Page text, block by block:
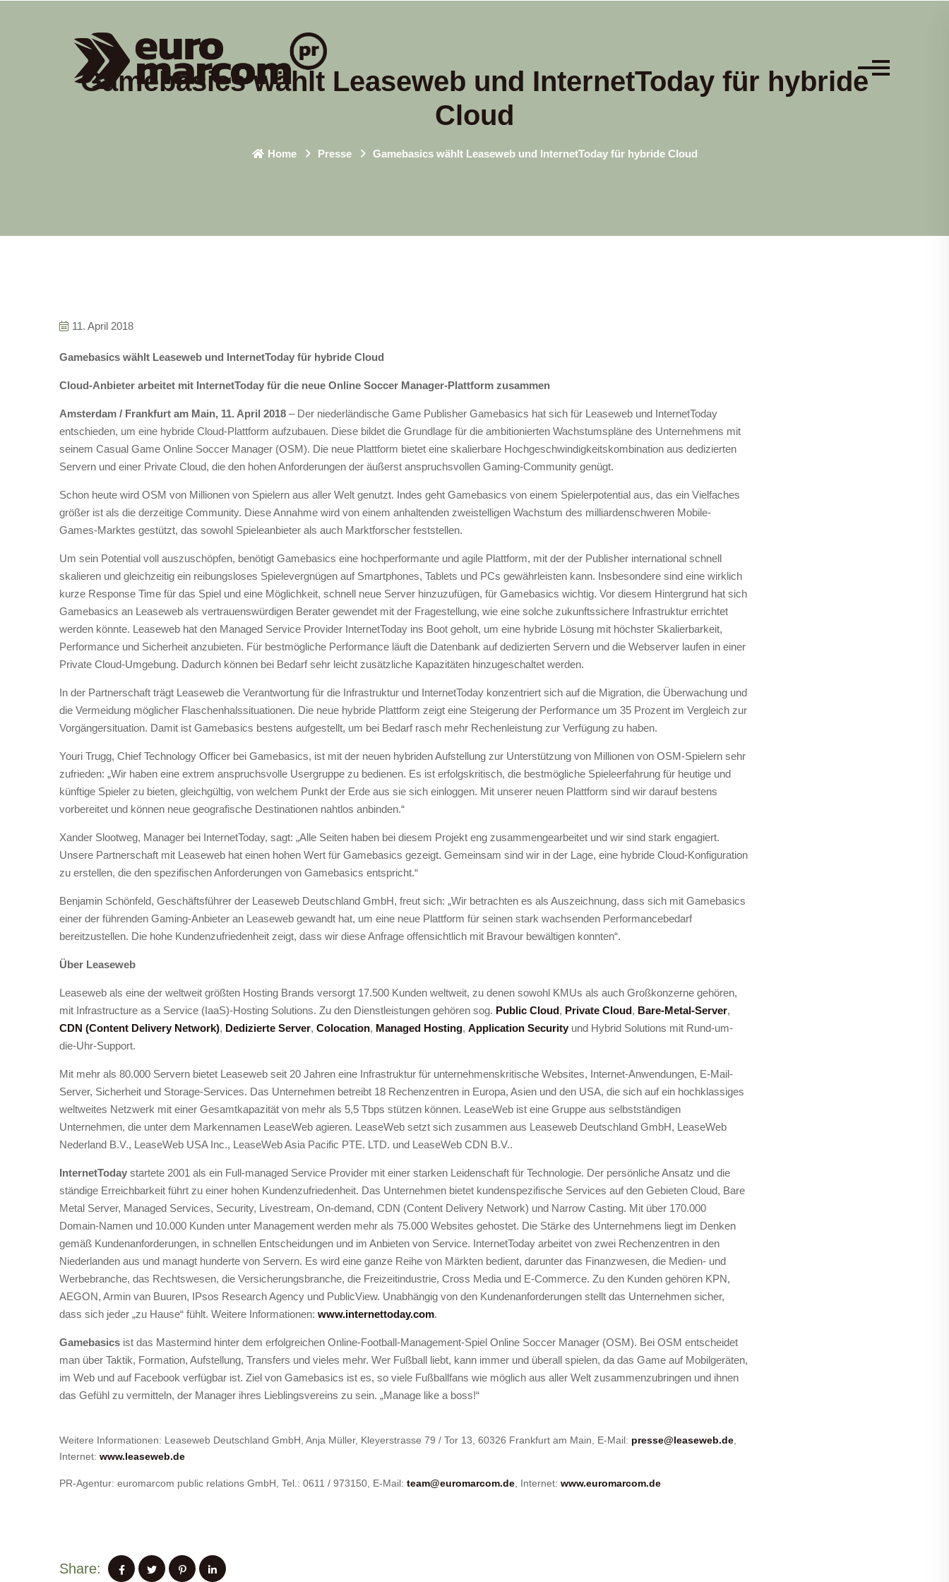
Gamebasics wählt Leaseweb und InternetToday für hybride
Cloud
Home Presse Gamebasics wählt Leaseweb und InternetToday für hybride Cloud
11. April 2018
Gamebasics wählt Leaseweb und InternetToday für hybride Cloud
Cloud-Anbieter arbeitet mit InternetToday für die neue Online Soccer Manager-Plattform zusammen
Amsterdam / Frankfurt am Main, 11. April 2018 – Der niederländische Game Publisher Gamebasics hat sich für Leaseweb und InternetToday
entschieden, um eine hybride Cloud-Plattform aufzubauen. Diese bildet die Grundlage für die ambitionierten Wachstumspläne des Unternehmens mit
seinem Casual Game Online Soccer Manager (OSM). Die neue Plattform bietet eine skalierbare Hochgeschwindigkeitskombination aus dedizierten
Servern und einer Private Cloud, die den hohen Anforderungen der äußerst anspruchsvollen Gaming-Community genügt.
Schon heute wird OSM von Millionen von Spielern aus aller Welt genutzt. Indes geht Gamebasics von einem Spielerpotential aus, das ein Vielfaches
größer ist als die derzeitige Community. Diese Annahme wird von einem anhaltenden zweistelligen Wachstum des milliardenschweren Mobile-
Games-Marktes gestützt, das sowohl Spieleanbieter als auch Marktforscher feststellen.
Um sein Potential voll auszuschöpfen, benötigt Gamebasics eine hochperformante und agile Plattform, mit der der Publisher international schnell
skalieren und gleichzeitig ein reibungsloses Spielevergnügen auf Smartphones, Tablets und PCs gewährleisten kann. Insbesondere sind eine wirklich
kurze Response Time für das Spiel und eine Möglichkeit, schnell neue Server hinzuzufügen, für Gamebasics wichtig. Vor diesem Hintergrund hat sich
Gamebasics an Leaseweb als vertrauenswürdigen Berater gewendet mit der Fragestellung, wie eine solche zukunftssichere Infrastruktur errichtet
werden könnte. Leaseweb hat den Managed Service Provider InternetToday ins Boot geholt, um eine hybride Lösung mit höchster Skalierbarkeit,
Performance und Sicherheit anzubieten. Für bestmögliche Performance läuft die Datenbank auf dedizierten Servern und die Webserver laufen in einer
Private Cloud-Umgebung. Dadurch können bei Bedarf sehr leicht zusätzliche Kapazitäten hinzugeschaltet werden.
In der Partnerschaft trägt Leaseweb die Verantwortung für die Infrastruktur und InternetToday konzentriert sich auf die Migration, die Überwachung und
die Vermeidung möglicher Flaschenhalssituationen. Die neue hybride Plattform zeigt eine Steigerung der Performance um 35 Prozent im Vergleich zur
Vorgängersituation. Damit ist Gamebasics bestens aufgestellt, um bei Bedarf rasch mehr Rechenleistung zur Verfügung zu haben.
Youri Trugg, Chief Technology Officer bei Gamebasics, ist mit der neuen hybriden Aufstellung zur Unterstützung von Millionen von OSM-Spielern sehr
zufrieden: „Wir haben eine extrem anspruchsvolle Usergruppe zu bedienen. Es ist erfolgskritisch, die bestmögliche Spieleerfahrung für heutige und
künftige Spieler zu bieten, gleichgültig, von welchem Punkt der Erde aus sie sich einloggen. Mit unserer neuen Plattform sind wir darauf bestens
vorbereitet und können neue geografische Destinationen nahtlos anbinden.“
Xander Slootweg, Manager bei InternetToday, sagt: „Alle Seiten haben bei diesem Projekt eng zusammengearbeitet und wir sind stark engagiert.
Unsere Partnerschaft mit Leaseweb hat einen hohen Wert für Gamebasics gezeigt. Gemeinsam sind wir in der Lage, eine hybride Cloud-Konfiguration
zu erstellen, die den spezifischen Anforderungen von Gamebasics entspricht.“
Benjamin Schönfeld, Geschäftsführer der Leaseweb Deutschland GmbH, freut sich: „Wir betrachten es als Auszeichnung, dass sich mit Gamebasics
einer der führenden Gaming-Anbieter an Leaseweb gewandt hat, um eine neue Plattform für seinen stark wachsenden Performancebedarf
bereitzustellen. Die hohe Kundenzufriedenheit zeigt, dass wir diese Anfrage offensichtlich mit Bravour bewältigen konnten“.
Über Leaseweb
Leaseweb als eine der weltweit größten Hosting Brands versorgt 17.500 Kunden weltweit, zu denen sowohl KMUs als auch Großkonzerne gehören,
mit Infrastructure as a Service (IaaS)-Hosting Solutions. Zu den Dienstleistungen gehören sog. Public Cloud, Private Cloud, Bare-Metal-Server,
CDN (Content Delivery Network), Dedizierte Server, Colocation, Managed Hosting, Application Security und Hybrid Solutions mit Rund-um-
die-Uhr-Support.
Mit mehr als 80.000 Servern bietet Leaseweb seit 20 Jahren eine Infrastruktur für unternehmenskritische Websites, Internet-Anwendungen, E-Mail-
Server, Sicherheit und Storage-Services. Das Unternehmen betreibt 18 Rechenzentren in Europa, Asien und den USA, die sich auf ein hochklassiges
weltweites Netzwerk mit einer Gesamtkapazität von mehr als 5,5 Tbps stützen können. LeaseWeb ist eine Gruppe aus selbstständigen
Unternehmen, die unter dem Markennamen LeaseWeb agieren. LeaseWeb setzt sich zusammen aus Leaseweb Deutschland GmbH, LeaseWeb
Nederland B.V., LeaseWeb USA Inc., LeaseWeb Asia Pacific PTE. LTD. und LeaseWeb CDN B.V..
InternetToday startete 2001 als ein Full-managed Service Provider mit einer starken Leidenschaft für Technologie. Der persönliche Ansatz und die
ständige Erreichbarkeit führt zu einer hohen Kundenzufriedenheit. Das Unternehmen bietet kundenspezifische Services auf den Gebieten Cloud, Bare
Metal Server, Managed Services, Security, Livestream, On-demand, CDN (Content Delivery Network) und Narrow Casting. Mit über 170.000
Domain-Namen und 10.000 Kunden unter Management werden mehr als 75.000 Websites gehostet. Die Stärke des Unternehmens liegt im Denken
gemäß Kundenanforderungen, in schnellen Entscheidungen und im Anbieten von Service. InternetToday arbeitet von zwei Rechenzentren in den
Niederlanden aus und managt hunderte von Servern. Es wird eine ganze Reihe von Märkten bedient, darunter das Finanzwesen, die Medien- und
Werbebranche, das Rechtswesen, die Versicherungsbranche, die Freizeitindustrie, Cross Media und E-Commerce. Zu den Kunden gehören KPN,
AEGON, Armin van Buuren, IPsos Research Agency und PublicView. Unabhängig von den Kundenanforderungen stellt das Unternehmen sicher,
dass sich jeder „zu Hause“ fühlt. Weitere Informationen: www.internettoday.com.
Gamebasics ist das Mastermind hinter dem erfolgreichen Online-Football-Management-Spiel Online Soccer Manager (OSM). Bei OSM entscheidet
man über Taktik, Formation, Aufstellung, Transfers und vieles mehr. Wer Fußball liebt, kann immer und überall spielen, da das Game auf Mobilgeräten,
im Web und auf Facebook verfügbar ist. Ziel von Gamebasics ist es, so viele Fußballfans wie möglich aus aller Welt zusammenzubringen und ihnen
das Gefühl zu vermitteln, der Manager ihres Lieblingsvereins zu sein. „Manage like a boss!“
Weitere Informationen: Leaseweb Deutschland GmbH, Anja Müller, Kleyerstrasse 79 / Tor 13, 60326 Frankfurt am Main, E-Mail: presse@leaseweb.de
Internet: www.leaseweb.de
PR-Agentur: euromarcom public relations GmbH, Tel.: 0611 / 973150, E-Mail: team@euromarcom.de , Internet: www.euromarcom.de
Share: